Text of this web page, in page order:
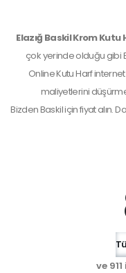
Elazığ Baskil Krom Kutu
çok yerinde olduğu gibi
Online Kutu Harf
maliyetlerini
BizdenBaskiliçin fiyat alın.
ve